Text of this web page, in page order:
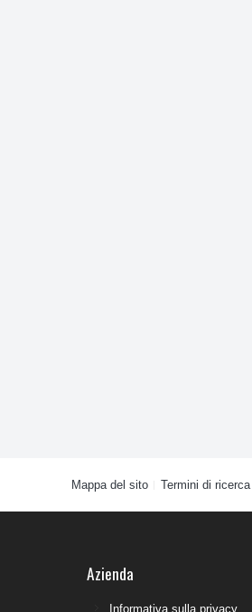
Mappa del sito Termini di ricerca
Azienda
Informativa sulla privacy